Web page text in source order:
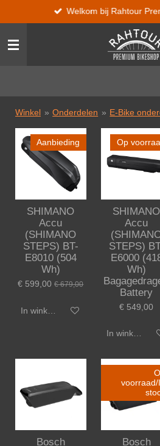
direct
naar
hoofdinhoud
Welkom bij Rahtour
Winkel » Onderdelen » E-Bike
Aanbieding
SHIMANO
Accu
(SHIMANO
STEPS) BT-
E8010 (504
Wh)
€ 599,00 € 679,00
In winkelwagen
Op
SHIMANO
Accu
STEPS)
E6000
Wh)
Battery
€ 549,00
In
Bosch
voorraad/
Bosch